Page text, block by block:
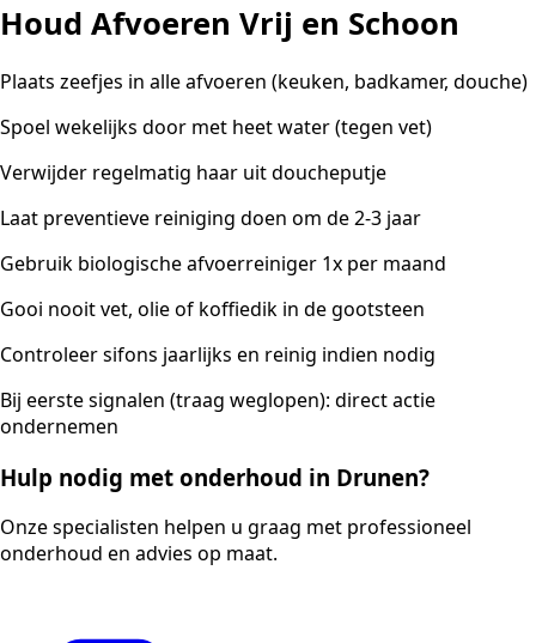
Houd Afvoeren Vrij en Schoon
Plaats zeefjes in alle afvoeren (keuken, badkamer, douche)
Spoel wekelijks door met heet water (tegen vet)
Verwijder regelmatig haar uit doucheputje
Laat preventieve reiniging doen om de 2-3 jaar
Gebruik biologische afvoerreiniger 1x per maand
Gooi nooit vet, olie of koffiedik in de gootsteen
Controleer sifons jaarlijks en reinig indien nodig
Bij eerste signalen (traag weglopen): direct actie
ondernemen
Hulp nodig met onderhoud in Drunen?
Onze specialisten helpen u graag met professioneel
onderhoud en advies op maat.